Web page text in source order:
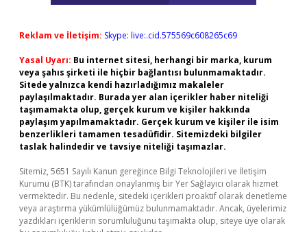
Reklam ve İletişim: Skype: live:.cid.575569c608265c69
Yasal Uyarı: Bu internet sitesi, herhangi bir marka, kurum
veya şahıs şirketi ile hiçbir bağlantısı bulunmamaktadır.
Sitede yalnızca kendi hazırladığımız makaleler
paylaşılmaktadır. Burada yer alan içerikler haber niteliği
taşımamakta olup, gerçek kurum ve kişiler hakkında
paylaşım yapılmamaktadır. Gerçek kurum ve kişiler ile isim
benzerlikleri tamamen tesadüfidir. Sitemizdeki bilgiler
taslak halindedir ve tavsiye niteliği taşımazlar.
Sitemiz, 5651 Sayılı Kanun gereğince Bilgi Teknolojileri ve İletişim
Kurumu (BTK) tarafından onaylanmış bir Yer Sağlayıcı olarak hizmet
vermektedir. Bu nedenle, sitedeki içerikleri proaktif olarak denetleme
veya araştırma yükümlülüğümüz bulunmamaktadır. Ancak, üyelerimiz
yazdıkları içeriklerin sorumluluğunu taşımakta olup, siteye üye olarak